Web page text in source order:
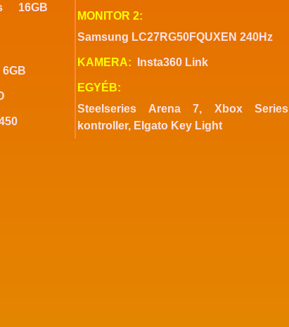
16GB
6GB
MONITOR 2:
Samsung LC27RG50FQUXEN 240Hz
KAMERA: Insta360 Link
EGYÉB:
Steelseries Arena 7, Xbox Series
kontroller, Elgato Key Light